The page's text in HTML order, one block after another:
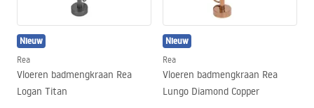
Nieuw
Rea
Vloeren badmengkraan Rea
Logan Titan
Nieuw
Rea
Vloeren badmengkraan Rea
Lungo Diamond Copper